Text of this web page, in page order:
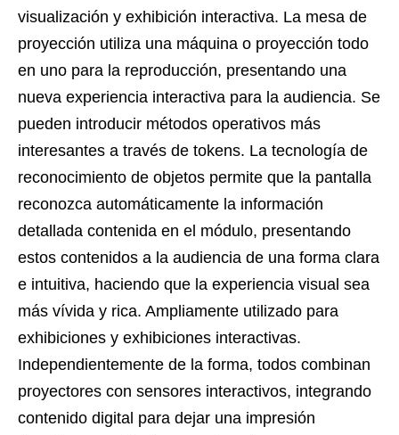
visualización y exhibición interactiva. La mesa de
proyección utiliza una máquina o proyección todo
en uno para la reproducción, presentando una
nueva experiencia interactiva para la audiencia. Se
pueden introducir métodos operativos más
interesantes a través de tokens. La tecnología de
reconocimiento de objetos permite que la pantalla
reconozca automáticamente la información
detallada contenida en el módulo, presentando
estos contenidos a la audiencia de una forma clara
e intuitiva, haciendo que la experiencia visual sea
más vívida y rica. Ampliamente utilizado para
exhibiciones y exhibiciones interactivas.
Independientemente de la forma, todos combinan
proyectores con sensores interactivos, integrando
contenido digital para dejar una impresión